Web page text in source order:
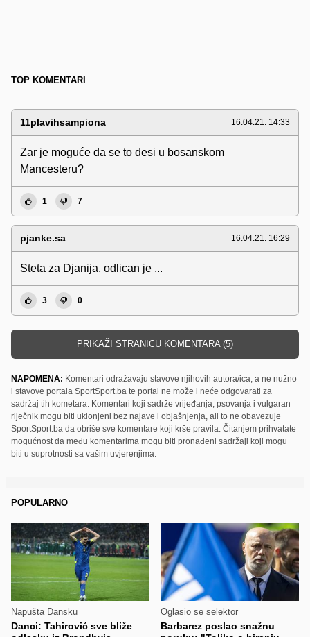
TOP KOMENTARI
11plavihsampiona 16.04.21. 14:33
Zar je moguće da se to desi u bosanskom
Mancesteru?
1 7
pjanke.sa 16.04.21. 16:29
Steta za Djanija, odlican je ...
3 0
PRIKAŽI STRANICU KOMENTARA (5)
NAPOMENA: Komentari odražavaju stavove njihovih autora/ica, a ne nužno
i stavove portala SportSport.ba te portal ne može i neće odgovarati za
sadržaj tih kometara. Komentari koji sadrže vrijeđanja, psovanja i vulgaran
riječnik mogu biti uklonjeni bez najave i objašnjenja, ali to ne obavezuje
SportSport.ba da obriše sve komentare koji krše pravila. Čitanjem prihvatate
mogućnost da među komentarima mogu biti pronađeni sadržaji koji mogu
biti u suprotnosti sa vašim uvjerenjima.
POPULARNO
Napušta Dansku
Danci: Tahirović sve bliže
Oglasio se selektor
Barbarez poslao snažnu